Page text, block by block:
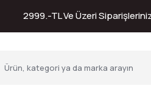
2999.-TL Ve Üzeri